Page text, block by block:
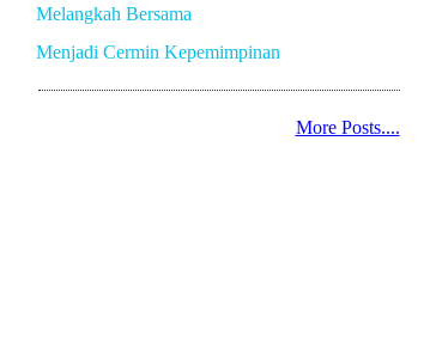
Melangkah Bersama
Menjadi Cermin Kepemimpinan
More Posts....